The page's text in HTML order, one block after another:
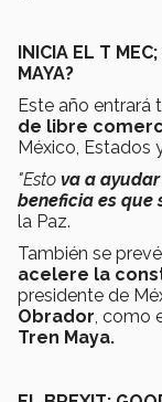
INICIA EL T
MAYA?
Este año entrará
de libre
México, Estados
"Esto va a
beneficia es que
la Paz.
También se
acelere la
presidente de
Obrador , como
Tren Maya.